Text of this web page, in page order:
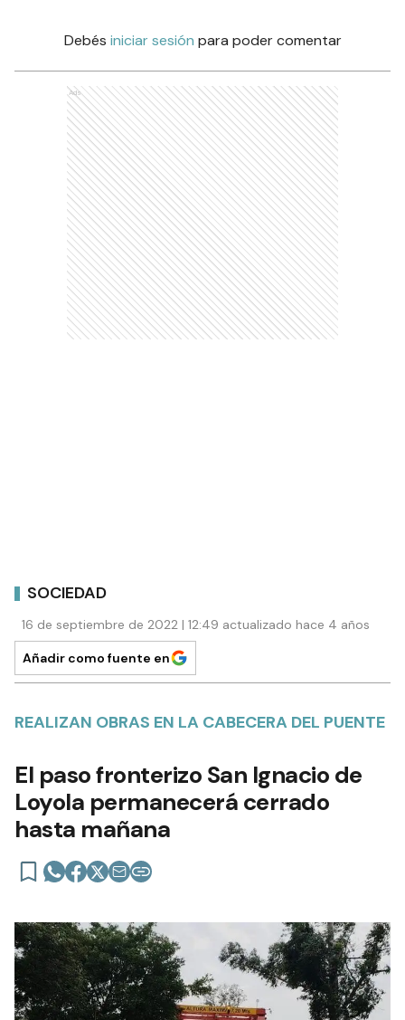
Debés iniciar sesión para poder comentar
Ads
SOCIEDAD
16 de septiembre de 2022 | 12:49 actualizado hace 4 años
Añadir como fuente en
REALIZAN OBRAS EN LA CABECERA DEL PUENTE
El paso fronterizo San Ignacio de
Loyola permanecerá cerrado
hasta mañana